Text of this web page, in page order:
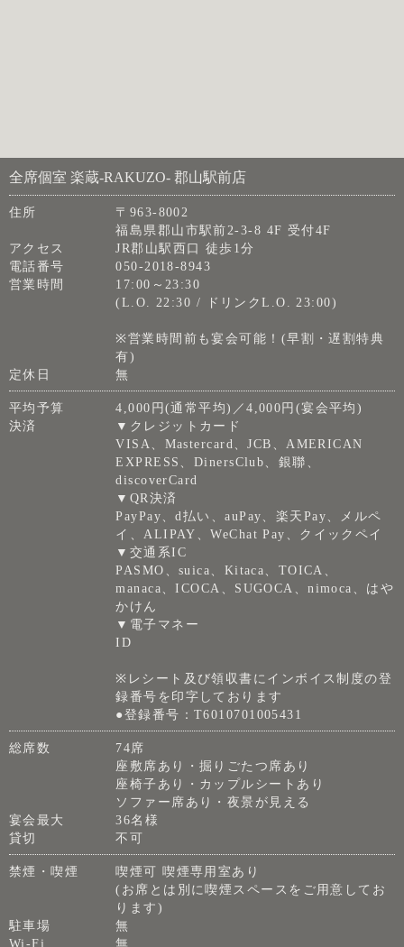
全席個室 楽蔵‐RAKUZO‐ 郡山駅前店
住所
〒963-8002
福島県郡山市駅前2-3-8 4F 受付4F
アクセス
JR郡山駅西口 徒歩1分
電話番号
050-2018-8943
営業時間
17:00～23:30
(L.O. 22:30 / ドリンクL.O. 23:00)
※営業時間前も宴会可能！(早割・遅割特典
有)
定休日
無
平均予算
4,000円(通常平均)／4,000円(宴会平均)
決済
▼クレジットカード
VISA、Mastercard、JCB、AMERICAN
EXPRESS、DinersClub、銀聯、
discoverCard
▼QR決済
PayPay、d払い、auPay、楽天Pay、メルペ
イ、ALIPAY、WeChat Pay、クイックペイ
▼交通系IC
PASMO、suica、Kitaca、TOICA、
manaca、ICOCA、SUGOCA、nimoca、はや
かけん
▼電子マネー
ID
※レシート及び領収書にインボイス制度の登
録番号を印字しております
●登録番号：T6010701005431
総席数
74席
座敷席あり・掘りごたつ席あり
座椅子あり・カップルシートあり
ソファー席あり・夜景が見える
宴会最大
36名様
貸切
不可
禁煙・喫煙
喫煙可 喫煙専用室あり
(お席とは別に喫煙スペースをご用意してお
ります)
駐車場
無
Wi-Fi
無